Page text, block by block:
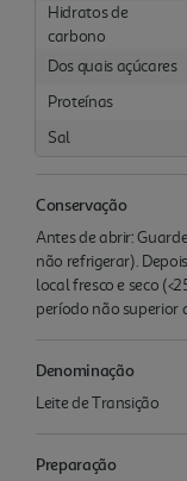
Hidratos de
carbono
Dos quais açúcares
Proteínas
Sal
Conservação
Antes de abrir:
não refrigerar).
local fresco e seco
período não superior
Denominação
Leite de Transição
Preparação